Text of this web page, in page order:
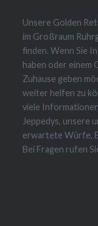
Unsere Golden
im Großraum
finden. Wenn Sie
haben oder einem
Zuhause geben
weiter helfen zu
viele
Jeppedys, unsere
erwartete Würfe,
Bei Fragen rufen